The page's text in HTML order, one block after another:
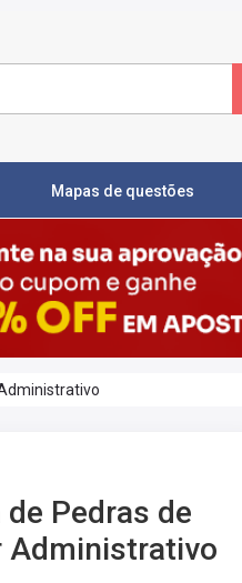
Mapas de questões
Pedras de
Administrativo